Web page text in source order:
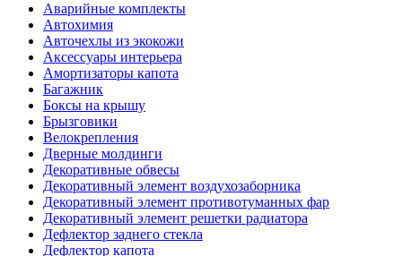
Аварийные комплекты
Автохимия
Авточехлы из экокожи
Аксессуары интерьера
Амортизаторы капота
Багажник
Боксы на крышу
Брызговики
Велокрепления
Дверные молдинги
Декоративные обвесы
Декоративный элемент воздухозаборника
Декоративный элемент противотуманных фар
Декоративный элемент решетки радиатора
Дефлектор заднего стекла
Дефлектор капота